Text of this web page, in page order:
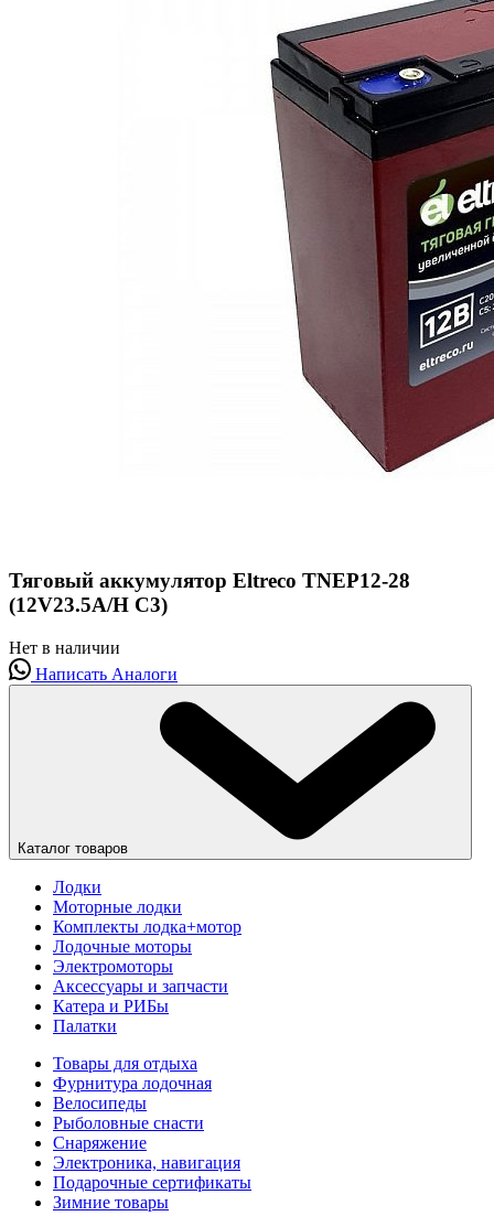
Тяговый аккумулятор Eltreco TNEP12-28
(12V23.5A/H C3)
Нет в наличии
Написать Аналоги
Каталог товаров
Лодки
Моторные лодки
Комплекты лодка+мотор
Лодочные моторы
Электромоторы
Аксессуары и запчасти
Катера и РИБы
Палатки
Товары для отдыха
Фурнитура лодочная
Велосипеды
Рыболовные снасти
Снаряжение
Электроника, навигация
Подарочные сертификаты
Зимние товары